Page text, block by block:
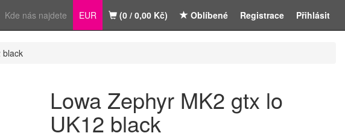
Registrace Přihlásit
Kde nás najdete EUR (0 / 0,00 Kč) Oblíbené
black
Lowa Zephyr MK2 gtx lo
UK12 black